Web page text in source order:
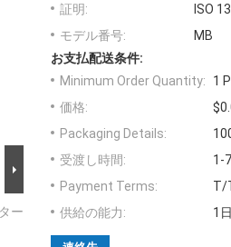
ー
証明:
ISO
モデル番号:
MB
お支払配送条件:
Minimum Order Quantity:
1
価格:
Packaging Details:
受渡し時間:
1-
Payment Terms:
T/
供給の能力:
1